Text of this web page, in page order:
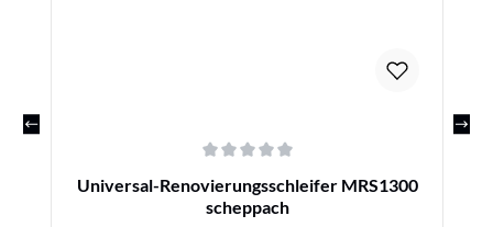
Universal-Renovierungsschleifer MRS1300
scheppach